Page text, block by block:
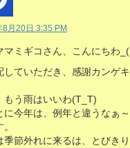
月20日 3:35 PM
マミギコさん、こんにちわ
していただき、感謝カンゲ
う雨はいいわ(T_T)
に今年は、例年と違うなぁ
季節外れに来るは、とびき